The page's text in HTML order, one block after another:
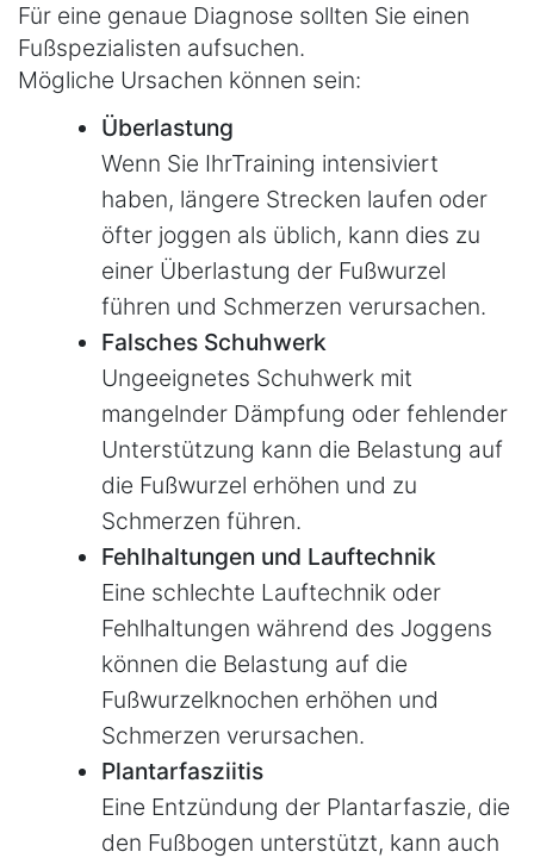
Für eine genaue Diagnose sollten Sie einen
Fußspezialisten aufsuchen.
Mögliche Ursachen können sein:
Überlastung
Wenn Sie IhrTraining intensiviert
haben, längere Strecken laufen oder
öfter joggen als üblich, kann dies zu
einer Überlastung der Fußwurzel
führen und Schmerzen verursachen.
Falsches Schuhwerk
Ungeeignetes Schuhwerk mit
mangelnder Dämpfung oder fehlender
Unterstützung kann die Belastung auf
die Fußwurzel erhöhen und zu
Schmerzen führen.
Fehlhaltungen und Lauftechnik
Eine schlechte Lauftechnik oder
Fehlhaltungen während des Joggens
können die Belastung auf die
Fußwurzelknochen erhöhen und
Schmerzen verursachen.
Plantarfasziitis
Eine Entzündung der Plantarfaszie, die
den Fußbogen unterstützt, kann auch